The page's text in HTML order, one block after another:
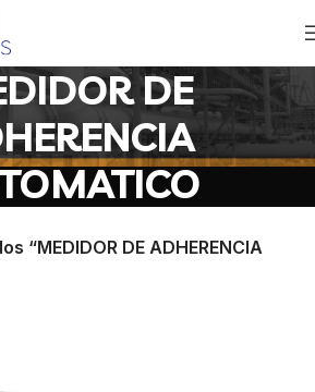
DE
“MEDIDOR DE ADHERENCIA